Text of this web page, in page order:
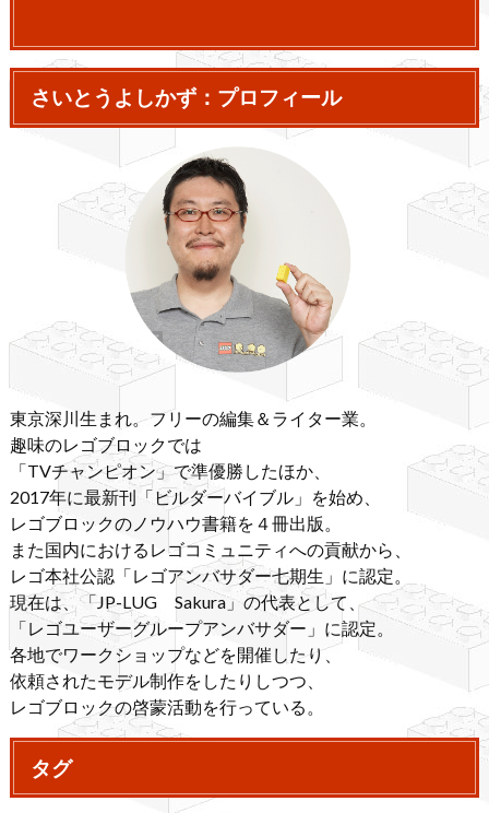
さいとうよしかず：プロフィール
東京深川生まれ。フリーの編集＆ライター業。
趣味のレゴブロックでは
「TVチャンピオン」で準優勝したほか、
2017年に最新刊「ビルダーバイブル」を始め、
レゴブロックのノウハウ書籍を４冊出版。
また国内におけるレゴコミュニティへの貢献から、
レゴ本社公認「レゴアンバサダー七期生」に認定。
現在は、「JP-LUG Sakura」の代表として、
「レゴユーザーグループアンバサダー」に認定。
各地でワークショップなどを開催したり、
依頼されたモデル制作をしたりしつつ、
レゴブロックの啓蒙活動を行っている。
タグ